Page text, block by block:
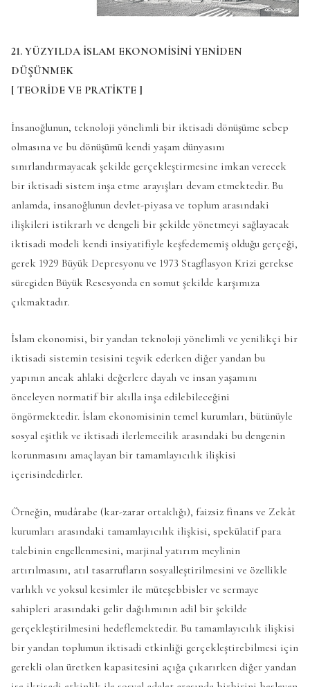
21. YÜZYILDA İSLAM EKONOMİSİNİ YENİDEN
DÜŞÜNMEK
[ TEORİDE VE PRATİKTE ]
İnsanoğlunun, teknoloji yönelimli bir iktisadi dönüşüme sebep
olmasına ve bu dönüşümü kendi yaşam dünyasını
sınırlandırmayacak şekilde gerçekleştirmesine imkan verecek
bir iktisadi sistem inşa etme arayışları devam etmektedir. Bu
anlamda, insanoğlunun devlet-piyasa ve toplum arasındaki
ilişkileri istikrarlı ve dengeli bir şekilde yönetmeyi sağlayacak
iktisadi modeli kendi insiyatifiyle keşfedememiş olduğu gerçeği,
gerek 1929 Büyük Depresyonu ve 1973 Stagflasyon Krizi gerekse
süregiden Büyük Resesyonda en somut şekilde karşımıza
çıkmaktadır.
İslam ekonomisi, bir yandan teknoloji yönelimli ve yenilikçi bir
iktisadi sistemin tesisini teşvik ederken diğer yandan bu
yapının ancak ahlaki değerlere dayalı ve insan yaşamını
önceleyen normatif bir akılla inşa edilebileceğini
öngörmektedir. İslam ekonomisinin temel kurumları, bütünüyle
sosyal eşitlik ve iktisadi ilerlemecilik arasındaki bu dengenin
korunmasını amaçlayan bir tamamlayıcılık ilişkisi
içerisindedirler.
Örneğin, mudârabe (kar-zarar ortaklığı), faizsiz finans ve Zekât
kurumları arasındaki tamamlayıcılık ilişkisi, spekülatif para
talebinin engellenmesini, marjinal yatırım meylinin
artırılmasını, atıl tasarrufların sosyalleştirilmesini ve özellikle
varlıklı ve yoksul kesimler ile müteşebbisler ve sermaye
sahipleri arasındaki gelir dağılımının adil bir şekilde
gerçekleştirilmesini hedeflemektedir. Bu tamamlayıcılık ilişkisi
bir yandan toplumun iktisadi etkinliği gerçekleştirebilmesi için
gerekli olan üretken kapasitesini açığa çıkarırken diğer yandan